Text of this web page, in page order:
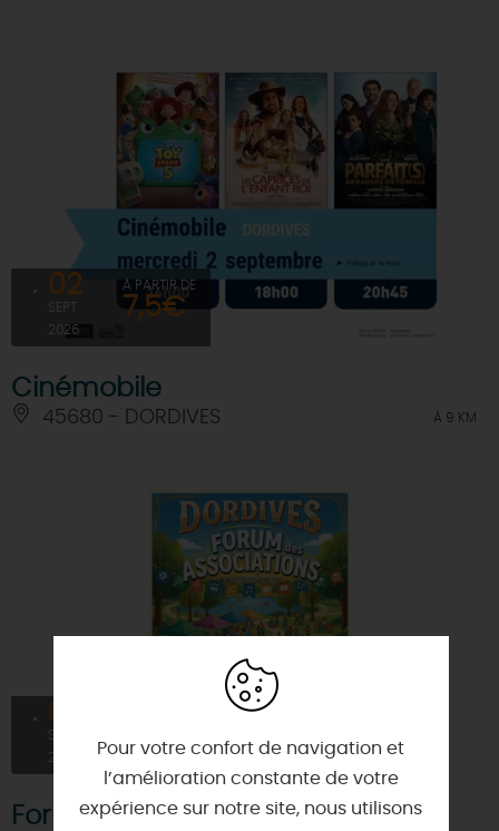
02
SEPT
2026
À PARTIR DE
7,5€
Cinémobile
45680 - DORDIVES À 9 KM
05
SEPT
Forum des associations
Pour votre confort de navigation et
l’amélioration constante de votre
expérience sur notre site, nous utilisons